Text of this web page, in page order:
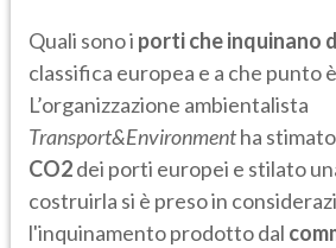
Quali sono i portiche inquinano
classifica europea e a che punto
L’organizzazione ambientalista
Transport&Environmentha
CO2dei porti europei e stilato
costruirla si è preso in
l'inquinamento prodotto dal